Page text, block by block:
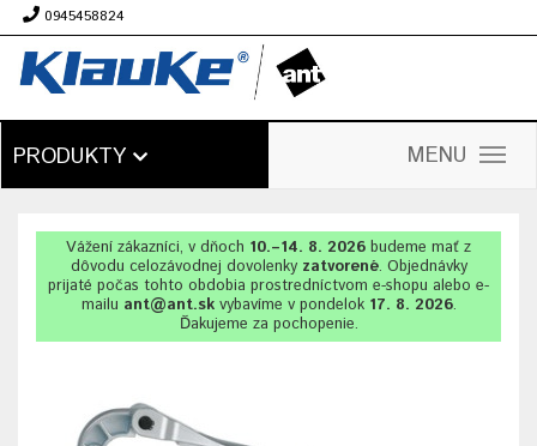
0945458824
PRODUKTY MENU
Vážení zákazníci, v dňoch 10.–14. 8. 2026 budeme mať z
dôvodu celozávodnej dovolenkyzatvorené. Objednávky
prijaté počas tohto obdobia prostredníctvom e-shopu alebo e-
mailu ant@ant.skvybavíme v pondelok 17. 8. 2026.
Ďakujeme za pochopenie.